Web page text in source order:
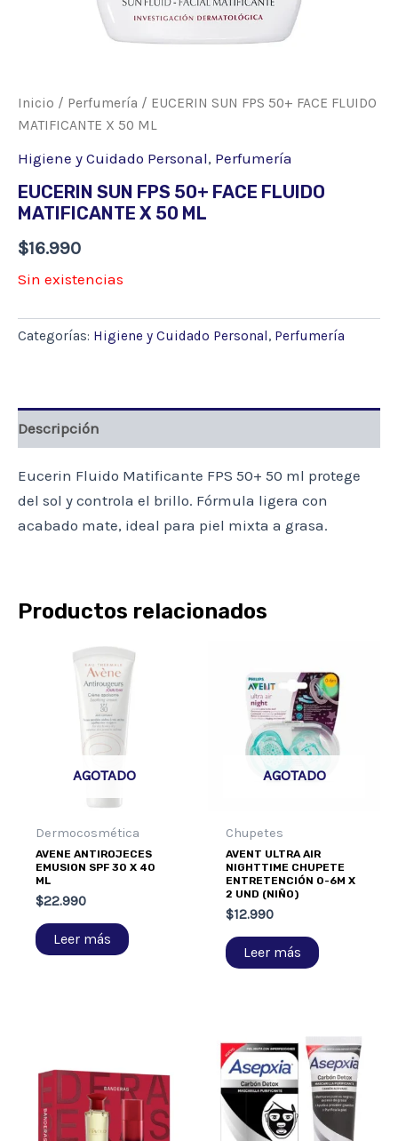
Inicio / Perfumería / EUCERIN SUN FPS 50+ FACE FLUIDO
MATIFICANTE X 50 ML
Higiene y Cuidado Personal, Perfumería
EUCERIN SUN FPS 50+ FACE FLUIDO
MATIFICANTE X 50 ML
$16.990
Sin existencias
Categorías: Higiene y Cuidado Personal, Perfumería
Descripción
Eucerin Fluido Matificante FPS 50+ 50 ml protege
del sol y controla el brillo. Fórmula ligera con
acabado mate, ideal para piel mixta a grasa.
Productos relacionados
AGOTADO
Dermocosmética
AVENE ANTIROJECES
EMUSION SPF 30 X 40
ML
$22.990
Leer más
AGOTADO
Chupetes
AVENT ULTRA AIR
NIGHTTIME CHUPETE
ENTRETENCIÓN 0-6M X
2 UND (NIÑO)
$12.990
Leer más